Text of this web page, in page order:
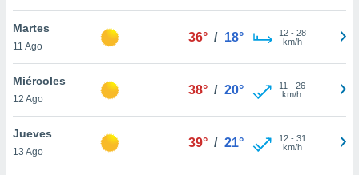
Martes
11 Ago
36° / 18° 12- 28
km/h
Miércoles
12 Ago
38° / 20° 11 - 26
km/h
Jueves
13 Ago
39° / 21° 12- 31
km/h